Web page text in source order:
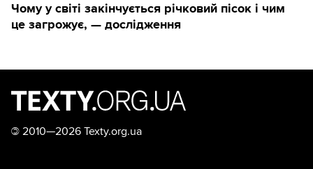
Чому у світі закінчується річковий пісок і чим
це загрожує, — дослідження
© 2010—2026 Texty.org.ua